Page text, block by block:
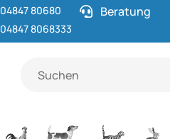
04847 80680
04847 8068333
Beratung